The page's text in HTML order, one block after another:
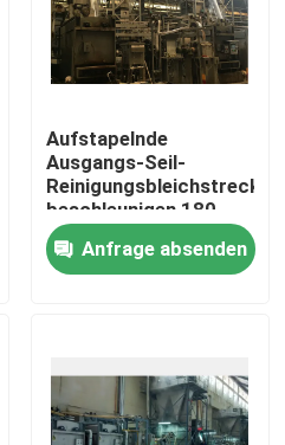
Aufstapelnde
Ausgangs-Seil-
Reinigungsbleichstrecke
beschleunigen 180
M-/Minenergieeinsparung
Anfrage absenden